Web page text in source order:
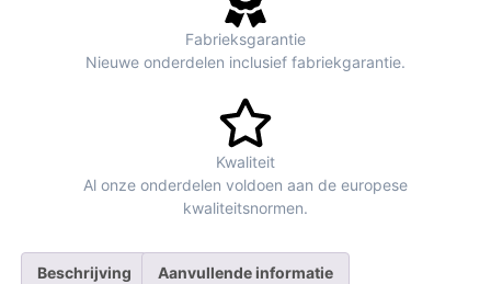
Fabrieksgarantie
Nieuwe onderdelen inclusief fabriekgarantie.
Kwaliteit
Al onze onderdelen voldoen aan de europese
kwaliteitsnormen.
Beschrijving Aanvullende informatie